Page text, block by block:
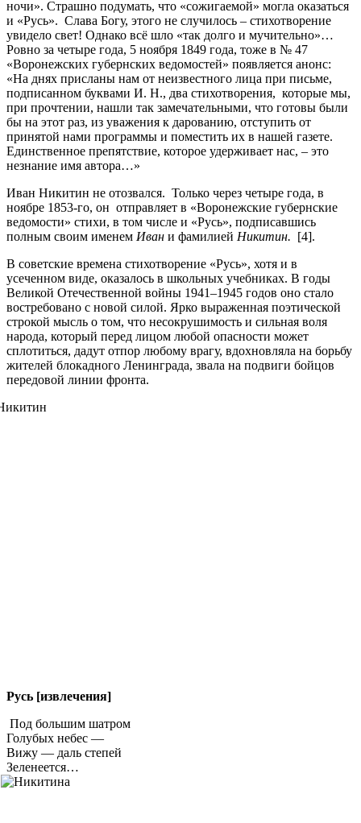
ночи». Страшно подумать, что «сожигаемой» могла оказаться
и «Русь». Слава Богу, этого не случилось – стихотворение
увидело свет! Однако всё шло «так долго и мучительно»…
Ровно за четыре года, 5 ноября 1849 года, тоже в № 47
«Воронежских губернских ведомостей» появляется анонс:
«На днях присланы нам от неизвестного лица при письме,
подписанном буквами И. Н., два стихотворения, которые мы,
при прочтении, нашли так замечательными, что готовы были
бы на этот раз, из уважения к дарованию, отступить от
принятой нами программы и поместить их в нашей газете.
Единственное препятствие, которое удерживает нас, – это
незнание имя автора…»
Иван Никитин не отозвался. Только через четыре года, в
ноябре 1853-го, он отправляет в «Воронежские губернские
ведомости» стихи, в том числе и «Русь», подписавшись
полным своим именем Иван и фамилией Никитин. [4].
В советские времена стихотворение «Русь», хотя и в
усеченном виде, оказалось в школьных учебниках. В годы
Великой Отечественной войны 1941–1945 годов оно стало
востребовано с новой силой. Ярко выраженная поэтической
строкой мысль о том, что несокрушимость и сильная воля
народа, который перед лицом любой опасности может
сплотиться, дадут отпор любому врагу, вдохновляла на борьбу
жителей блокадного Ленинграда, звала на подвиги бойцов
передовой линии фронта.
Русь [извлечения]
Под большим шатром
Голубых небес —
Вижу — даль степей
Зеленеется…